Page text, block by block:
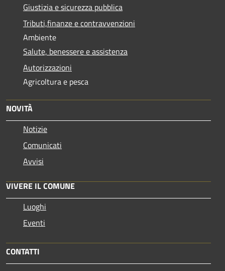
Giustizia e sicurezza pubblica
Tributi,finanze e contravvenzioni
Ambiente
Salute, benessere e assistenza
Autorizzazioni
Agricoltura e pesca
NOVITÀ
Notizie
Comunicati
Avvisi
VIVERE IL COMUNE
Luoghi
Eventi
CONTATTI